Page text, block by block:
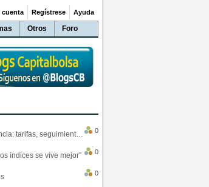
Otros Foro
cuenta Regístrese Ayuda
Enviar paquetes a Francia: tarifas, seguimiento y ventajas destacadas
0
índices se vive mejor”
0
0